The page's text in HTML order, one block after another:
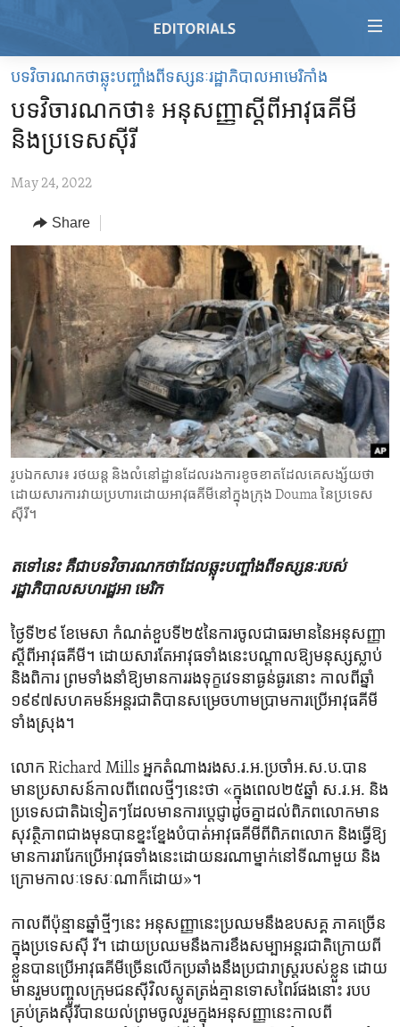
Skip
main
content
to
Navigation
Skip
Search
HOME
VIDEO
RADIO
REGIONS
AFRICA
AMERICAS
ASIA
EUROPE
MIDDLE EAST
TOPICS
HUMAN RIGHTS
SECURITY AND DEFENSE
AID AND DEVELOPMENT
DEMOCRACY AND GOVERNANCE
ECONOMY AND TRADE
ENVIRONMENT AND HEALTH
IDEALS AND INSTITUTIONS
ARCHIVE
ABOUT US
FOLLOW US
បទវិចារណកថាឆ្លុះបញ្ចាំងពីទស្សនៈរដ្ឋាភិបាលអាមេរិកាំង
បទវិចារណកថា៖ អនុសញ្ញា​ស្តីពី​អាវុធ​គីមី​
និង​ប្រទេស​ស៊ីរី
May 24, 2022
Share
រូបឯកសារ៖ រថយន្ត និង​លំនៅដ្ឋាន​ដែល​រង​ការខូចខាត​ដែល​គេ​សង្ស័យ​ថា
ដោយសារការវាយប្រហារ​ដោយ​អាវុធគីមី​នៅក្នុង​ក្រុង Douma នៃ​ប្រទេស
ស៊ីរី។
តទៅនេះ​ គឺ​ជា​បទ​វិចារណកថា​ដែល​ឆ្លុះ​បញ្ចាំង​ពី​ទស្សនៈ​របស់​
រដ្ឋាភិបាល​សហរដ្ឋ​អា មេរិក
ថ្ងៃ​ទី២៩ ខែ​មេសា​ កំណត់​ខួប​ទី២៥នៃ​ការចូល​ជា​ធរមាន​នៃ​អនុសញ្ញា
ស្តីពី​អាវុធ​គីមី។ ដោយសារតែអាវុធ​ទាំងនេះ​បណ្តាល​ឱ្យ​មនុស្ស​ស្លាប់
និងពិការ ព្រម​ទាំងនាំ​ឱ្យ​មានការរង​ទុក្ខ​វេទនា​ធ្ងន់ធ្ងរ​នោះ កាលពី​ឆ្នាំ​
១៩៩៧សហគមន៍​អន្តរជាតិបានសម្រេច​ហាមប្រាម​ការ​ប្រើ​អាវុធ​គីមី​
ទាំង​ស្រុង។
លោក Richard Mills អ្នក​តំណាង​រង​ស.រ.អ.ប្រចាំ​អ.ស.ប.បាន
មានប្រសាសន៍​កាល​ពី​ពេល​ថ្មីៗ​នេះថា «ក្នុង​ពេល​២៥​ឆ្នាំ ស.រ.អ. និង
ប្រទេស​ជាតិ​ឯ​ទៀតៗដែល​មាន​ការប្តេជ្ញាដូច​គ្នាដល់​ពិភពលោក​មាន
សុវត្ថិភាព​ជាងមុនបាន​ខ្នះខ្នែងបំបាត់​អាវុធ​គីមី​ពីពិភពលោក និង​ធ្វើឱ្យ​
មាន​ការ​រារែក​ប្រើ​អាវុធ​ទាំង​នេះដោយ​នរណា​ម្នាក់នៅ​ទី​ណា​មួយ​ និង​
ក្រោម​កាលៈទេសៈណា​ក៏​ដោយ»។
កាល​ពី​ប៉ុន្មានឆ្នាំ​ថ្មីៗ​នេះ អនុសញ្ញា​នេះ​ប្រឈម​នឹង​ឧបសគ្គ ​ភាគ​ច្រើន​
ក្នុង​ប្រទេស​ស៊ី រី។ ដោយ​ប្រឈម​នឹង​ការ​ខឹងសម្បាអន្តរជាតិ​ក្រោយពី
ខ្លួនបាន​ប្រើអាវុធ​គីមីច្រើន​លើក​ប្រឆាំង​នឹង​ប្រជារាស្ត្ររបស់ខ្លួន ដោយ
មានរួម​បញ្ចូល​ក្រុម​ជន​ស៊ីវិល​ស្លូត​ត្រង់គ្មានទោសពៃរ៍​ផង​នោះ របប​
គ្រប់គ្រង​ស៊ីរី​បានយល់​ព្រម​ចូល​រួម​ក្នុង​អនុសញ្ញានេះ​កាល​ពី